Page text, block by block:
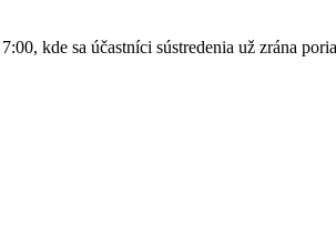
kde sa účastníci sústredenia už zrána